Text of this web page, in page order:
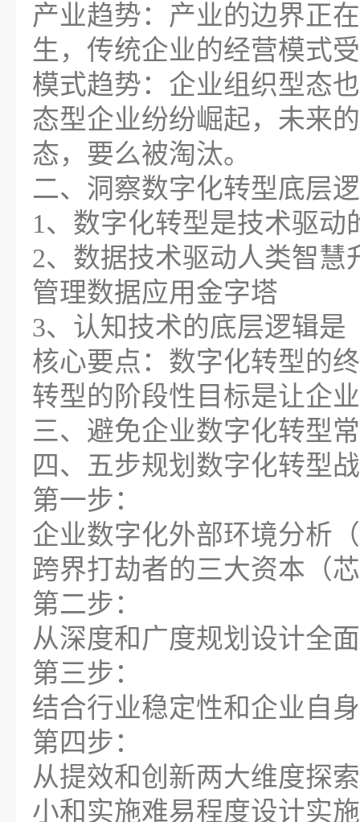
产业趋势：产业的边界正
生，传统企业的经营模式
模式趋势：企业组织型态
态型企业纷纷崛起，未来
态，要么被淘汰。
二、洞察数字化转型底层
1、数字化转型是技术驱动
2、数据技术驱动人类智
管理数据应用金字塔
3、认知技术的底层逻辑
核心要点：数字化转型的
转型的阶段性目标是让企
三、避免企业数字化转型
四、五步规划数字化转型
第一步：
企业数字化外部环境分析
跨界打劫者的三大资本（
第二步：
从深度和广度规划设计全
第三步：
结合行业稳定性和企业自
第四步：
从提效和创新两大维度探
小和实施难易程度设计实